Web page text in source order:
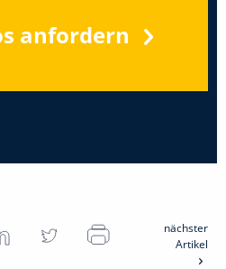
anfordern
nächster
Artikel